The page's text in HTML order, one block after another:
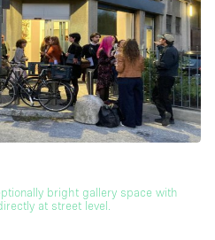
bright gallery space with
at street level.